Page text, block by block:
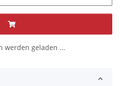
werden geladen ...